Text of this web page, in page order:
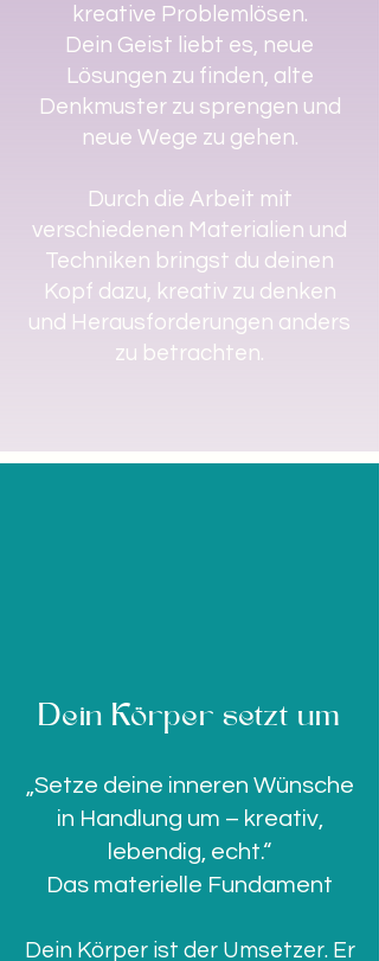
kreative Problemlösen.
Dein Geist liebt es, neue
Lösungen zu finden, alte
Denkmuster zu sprengen und
neue Wege zu gehen.
Durch die Arbeit mit
verschiedenen Materialien und
Techniken bringst du deinen
Kopf dazu, kreativ zu denken
und Herausforderungen anders
zu betrachten.
Dein Körper setzt um
„Setze deine inneren Wünsche
in Handlung um – kreativ,
lebendig, echt.“
Das materielle Fundament
Dein Körper ist der Umsetzer. Er